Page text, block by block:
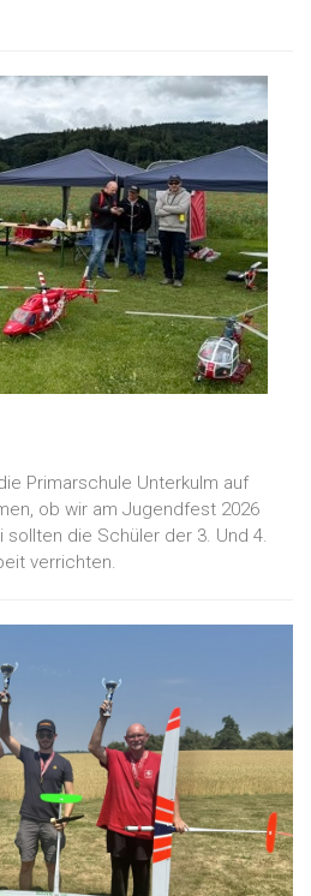
Primarschule Unterkulm auf
ob wir am Jugendfest 2026
die Schüler der 3. Und 4.
verrichten.